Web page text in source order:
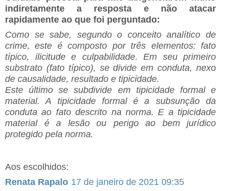
indiretamente a resposta e não atacar
rapidamente ao que foi perguntado:
Como se sabe, segundo o conceito analítico de
crime, este é composto por três elementos: fato
típico, ilicitude e culpabilidade. Em seu primeiro
substrato (fato típico), se divide em conduta, nexo
de causalidade, resultado e tipicidade.
Este último se subdivide em tipicidade formal e
material. A tipicidade formal é a subsunção da
conduta ao fato descrito na norma. E a tipicidade
material é a lesão ou perigo ao bem jurídico
protegido pela norma.
Aos escolhidos:
Renata Rapalo 17 de janeiro de 2021 09:35